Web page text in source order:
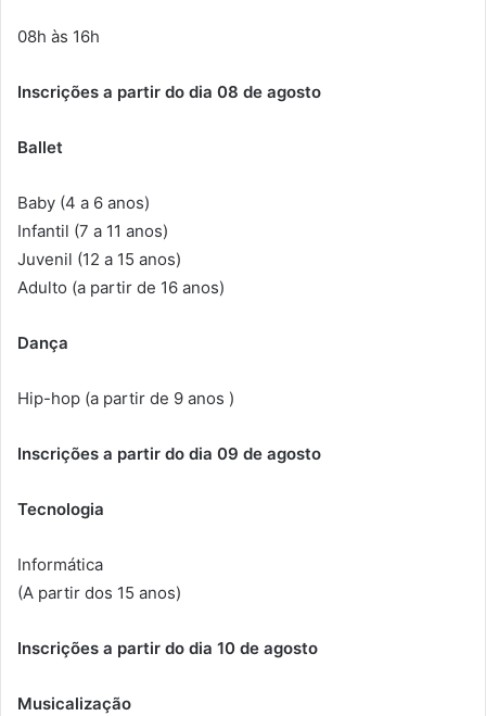
08h às 16h
Inscrições a partir do dia 08 de agosto
Ballet
Baby (4 a 6 anos)
Infantil (7 a 11 anos)
Juvenil (12 a 15 anos)
Adulto (a partir de 16 anos)
Dança
Hip-hop (a partir de 9 anos )
Inscrições a partir do dia 09 de agosto
Tecnologia
Informática
(A partir dos 15 anos)
Inscrições a partir do dia 10 de agosto
Musicalização